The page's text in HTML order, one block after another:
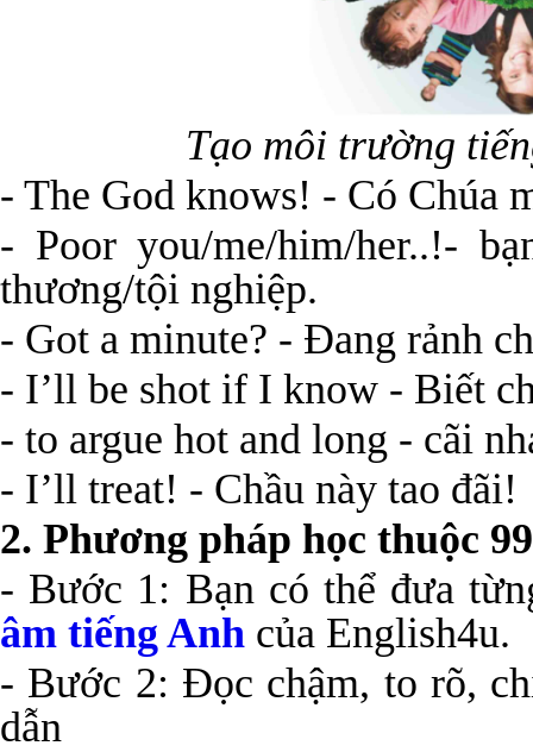
Tạo môi trường
- The God knows! - Có Chúa
- Poor you/me/him/her..!-
thương/tội nghiệp.
- Got a minute? - Đang rảnh
- I’ll be shot if I know - Biết
- to argue hot and long - cãi
- I’ll treat! - Chầu này tao đãi!
2. Phương pháp học thuộc
- Bước 1: Bạn có thể đưa
âm tiếng Anh của English4u.
- Bước 2: Đọc chậm, to rõ,
dẫn